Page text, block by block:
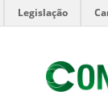
Legislação